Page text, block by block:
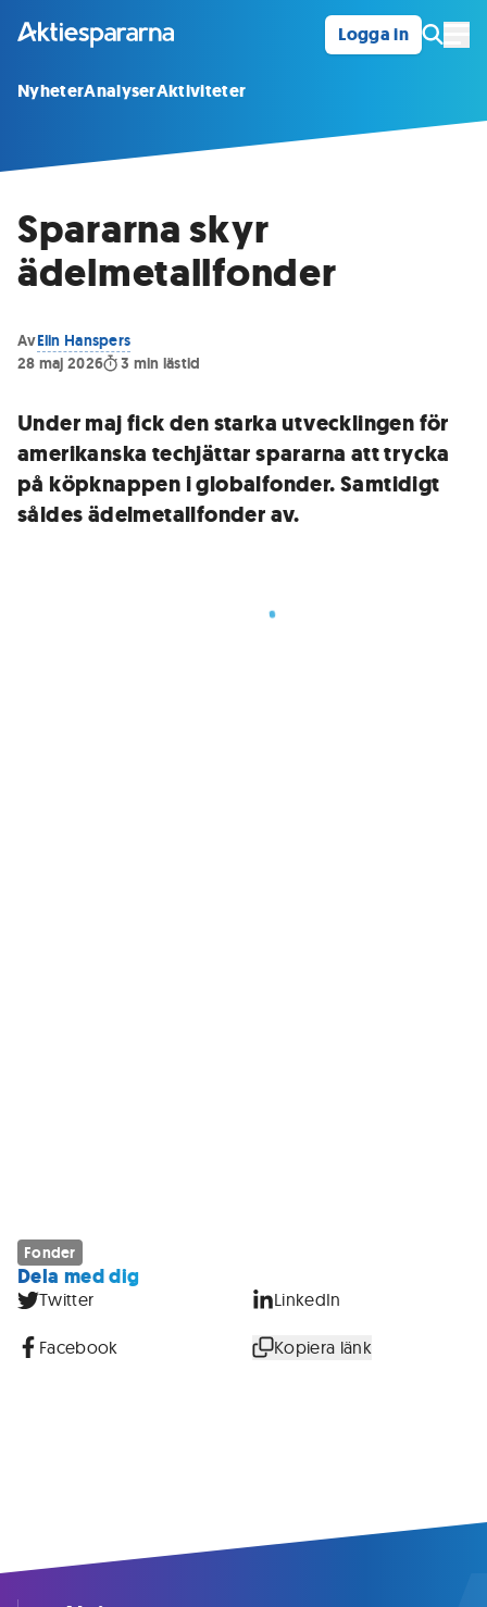
Logga in
NyheterAnalyserAktiviteter
Spararna skyr
ädelmetallfonder
AvElin Hanspers
28 maj 2026
3 min lästid
Under maj fick den starka utvecklingen för
amerikanska techjättar spararna att trycka
på köpknappen i globalfonder. Samtidigt
såldes ädelmetallfonder av.
Fonder
Dela med dig
Twitter LinkedIn
Facebook Kopiera länk